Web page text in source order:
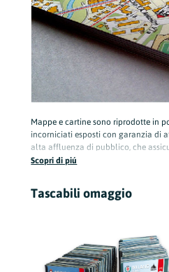
Mappe e cartine sono riprodotte in
incorniciati esposti con garanzia di
alta affluenza di pubblico, che
visibilità, per es.: municipio, centri
Scopri di piú
Tascabili omaggio